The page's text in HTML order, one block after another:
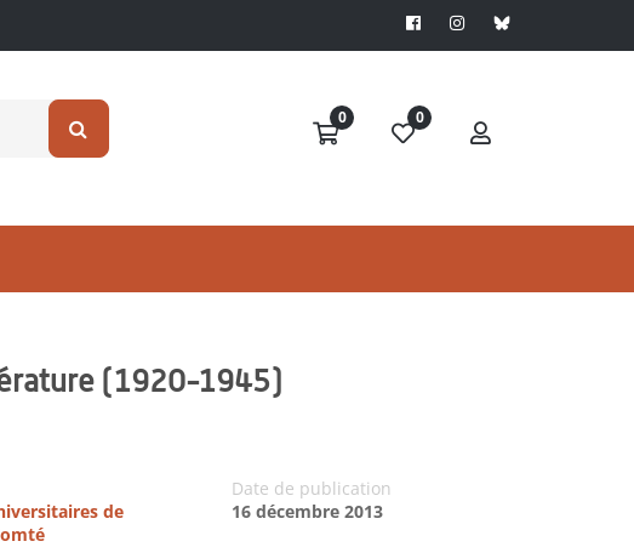
0 0
(1920-1945)
de
Date de publication
16 décembre 2013